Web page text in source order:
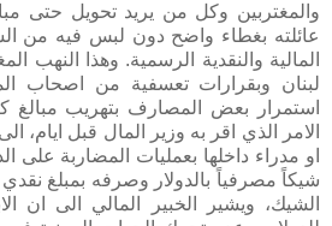
والمغتربين وكل من يريد تحويل حتى
عائلته بغطاء واضح دون لبس فيه من
المالية والنقدية الرسمية. وهذا
لبنان وبقرارات تعسفية من اصحاب
استمرار بعض المصارف بتهريب مبالغ
الامر الذي اقر به وزير المال قبل
او مدراء داخلها بعمليات المضاربة على
شيكاً مصرفياً بالدولار وصرفه بمبلغ
الشيك، ويشير الخبير المالي الى ان